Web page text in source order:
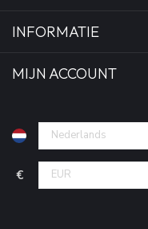
INFORMATIE
MIJN ACCOUNT
€